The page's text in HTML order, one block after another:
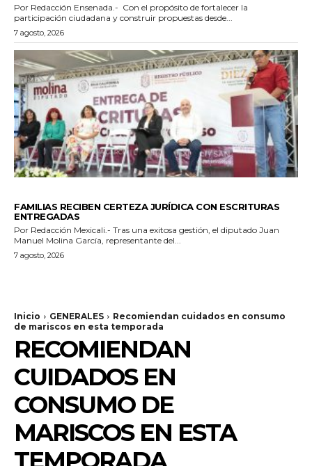
Por Redacción Ensenada.- Con el propósito de fortalecer la
participación ciudadana y construir propuestas desde...
7 agosto, 2026
FAMILIAS RECIBEN CERTEZA JURÍDICA CON ESCRITURAS
ENTREGADAS
Por Redacción Mexicali.- Tras una exitosa gestión, el diputado Juan
Manuel Molina García, representante del...
7 agosto, 2026